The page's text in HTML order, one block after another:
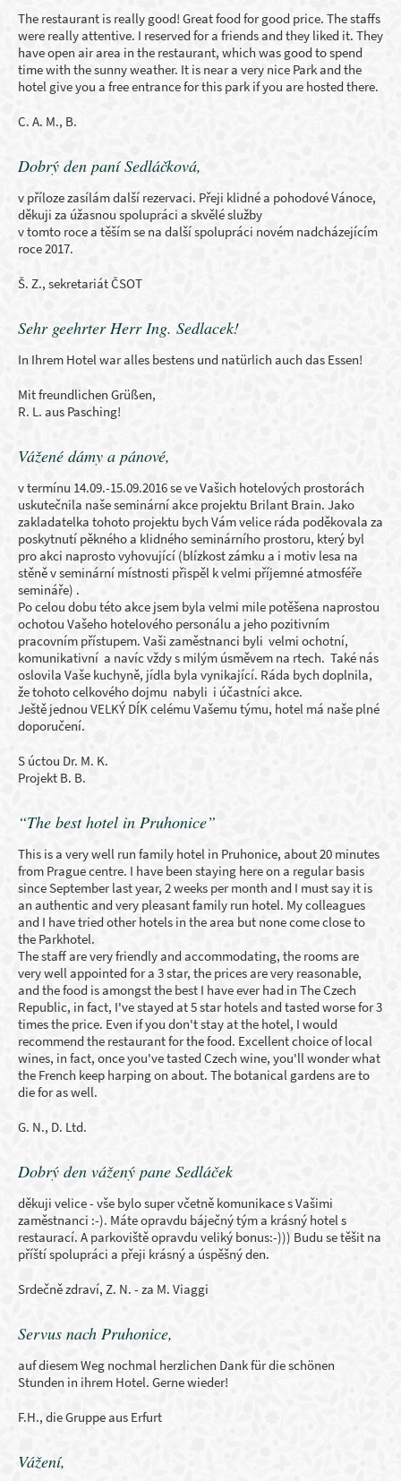
The restaurant is really good! Great food for good price. The staffs
were really attentive. I reserved for a friends and they liked it. They
have open air area in the restaurant, which was good to spend
time with the sunny weather. It is near a very nice Park and the
hotel give you a free entrance for this park if you are hosted there.
C. A. M., B.
Dobrý den paní Sedláčková,
v příloze zasílám další rezervaci. Přeji klidné a pohodové Vánoce,
děkuji za úžasnou spolupráci a skvělé služby
v tomto roce a těším se na další spolupráci novém nadcházejícím
roce 2017.
Š. Z., sekretariát ČSOT
Sehr geehrter Herr Ing. Sedlacek!
In Ihrem Hotel war alles bestens und natürlich auch das Essen!
Mit freundlichen Grüßen,
R. L. aus Pasching!
Vážené dámy a pánové,
v termínu 14.09.-15.09.2016 se ve Vašich hotelových prostorách
uskutečnila naše seminární akce projektu Brilant Brain. Jako
zakladatelka tohoto projektu bych Vám velice ráda poděkovala za
poskytnutí pěkného a klidného seminárního prostoru, který byl
pro akci naprosto vyhovující (blízkost zámku a i motiv lesa na
stěně v seminární místnosti přispěl k velmi příjemné atmosféře
semináře) .
Po celou dobu této akce jsem byla velmi mile potěšena naprostou
ochotou Vašeho hotelového personálu a jeho pozitivním
pracovním přístupem. Vaši zaměstnanci byli velmi ochotní,
komunikativní a navíc vždy s milým úsměvem na rtech. Také nás
oslovila Vaše kuchyně, jídla byla vynikající. Ráda bych doplnila,
že tohoto celkového dojmu nabyli i účastníci akce.
Ještě jednou VELKÝ DÍK celému Vašemu týmu, hotel má naše plné
doporučení.
S úctou Dr. M. K.
Projekt B. B.
“The best hotel in Pruhonice”
This is a very well run family hotel in Pruhonice, about 20 minutes
from Prague centre. I have been staying here on a regular basis
since September last year, 2 weeks per month and I must say it is
an authentic and very pleasant family run hotel. My colleagues
and I have tried other hotels in the area but none come close to
the Parkhotel.
The staff are very friendly and accommodating, the rooms are
very well appointed for a 3 star, the prices are very reasonable,
and the food is amongst the best I have ever had in The Czech
Republic, in fact, I've stayed at 5 star hotels and tasted worse for 3
times the price. Even if you don't stay at the hotel, I would
recommend the restaurant for the food. Excellent choice of local
wines, in fact, once you've tasted Czech wine, you'll wonder what
the French keep harping on about. The botanical gardens are to
die for as well.
G. N., D. Ltd.
Dobrý den vážený pane Sedláček
děkuji velice - vše bylo super včetně komunikace s Vašimi
zaměstnanci :-). Máte opravdu báječný tým a krásný hotel s
restaurací. A parkoviště opravdu veliký bonus:-))) Budu se těšit na
příští spolupráci a přeji krásný a úspěšný den.
Srdečně zdraví, Z. N. - za M. Viaggi
Servus nach Pruhonice,
auf diesem Weg nochmal herzlichen Dank für die schönen
Stunden in ihrem Hotel. Gerne wieder!
F.H., die Gruppe aus Erfurt
Vážení,